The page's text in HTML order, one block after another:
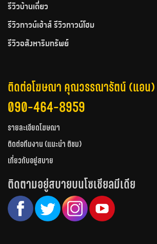
รีวิวบ้านเดี่ยว
รีวิวทาวน์เฮ้าส์ รีวิวทาวน์โฮม
รีวิวอสังหาริมทรัพย์
ติดต่อโฆษณา คุณวรรณารัตน์ (แอน)
090-464-8959
รายละเอียดโฆษณา
ติดต่อทีมงาน (แนะนำ ติชม)
เกี่ยวกับอยู่สบาย
ติดตามอยู่สบายบนโซเชียลมีเดีย